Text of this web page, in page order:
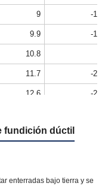
9 -1.8
9.9 -1.9
10.8
11.7 -2.1
12.6 -2.2
14.4
fundición dúctil
enterradas bajo tierra y se